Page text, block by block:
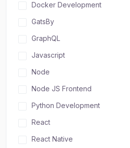
Docker Development
GatsBy
GraphQL
Javascript
Node
Node JS Frontend
Python Development
React
React Native